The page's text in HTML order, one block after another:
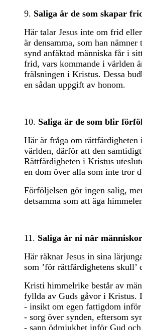
9. Saliga är de som skapar
Här talar Jesus inte om frid
är densamma, som han
synd anfäktad människa får i
frid, vars kommande i världen
frälsningen i Kristus. Dessa
en sådan uppgift av honom.
10. Saliga är de som blir
Här är fråga om
världen, därför att den
Rättfärdigheten i Kristus
en dom över alla som inte tror
Förföljelsen gör ingen salig,
detsamma som att äga
11. Saliga är ni när
Här räknar Jesus in sina
som ’för rättfärdighetens
Kristi himmelrike består av
fyllda av Guds gåvor i Kristus.
- insikt om egen fattigdom
- sorg över synden, eftersom
- sann ödmjukhet inför Gud